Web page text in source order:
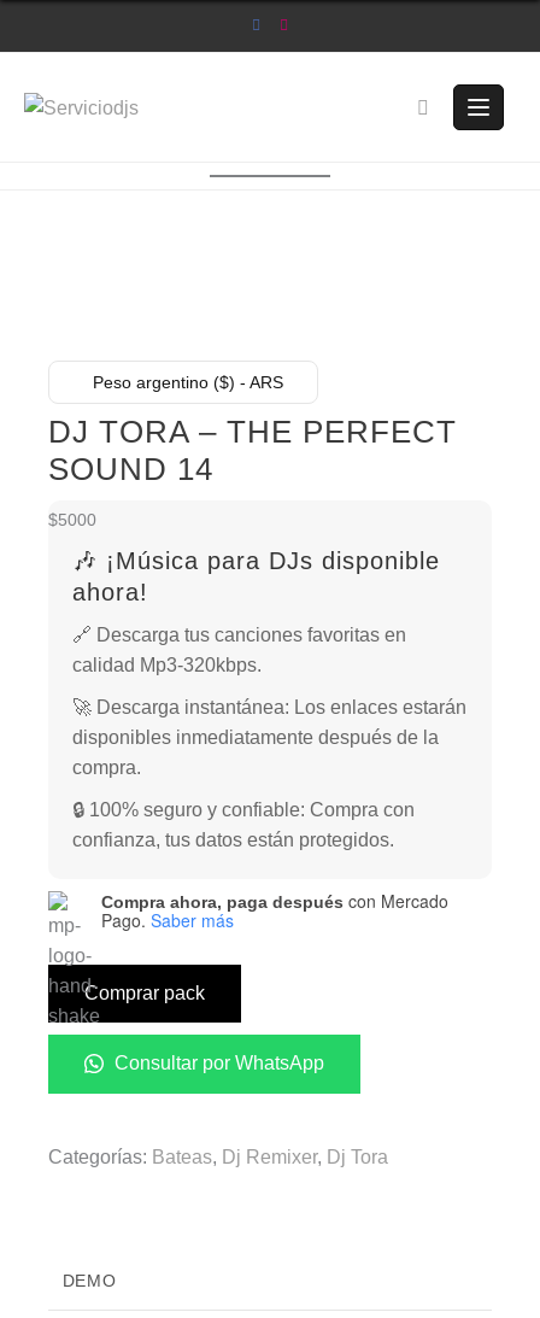
Peso argentino ($) - ARS
DJ TORA – THE PERFECT
SOUND 14
$5000
🎶 ¡Música para DJs disponible
ahora!
🔗 Descarga tus canciones favoritas en
calidad Mp3-320kbps.
🚀 Descarga instantánea: Los enlaces estarán
disponibles inmediatamente después de la
compra.
🔒 100% seguro y confiable: Compra con
confianza, tus datos están protegidos.
Compra ahora, paga después con Mercado
Pago. Saber más
Comprar pack
Consultar por WhatsApp
Categorías: Bateas, Dj Remixer, Dj Tora
DEMO